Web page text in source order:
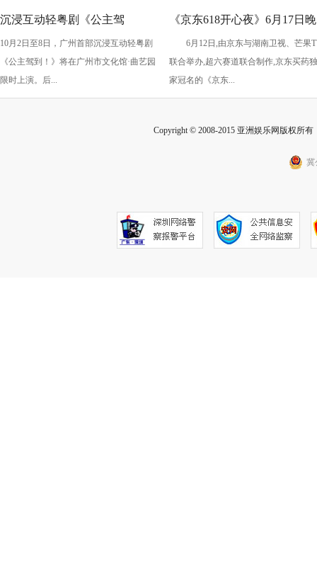
沉浸互动轻粤剧《公主驾
到！》国庆假期上演
10月2日至8日，广州首部沉浸互动轻粤剧
《公主驾到！》将在广州市文化馆·曲艺园
限时上演。后...
《京东618开心夜》6月17日晚
开启：抢先预约直播 赢最高
2025元红包
6月12日,由京东与湖南卫视、芒果
联合举办,超六赛道联合制作,京东买药独
家冠名的《京东...
Copyright © 2008-2015 亚洲娱乐网版权所
冀